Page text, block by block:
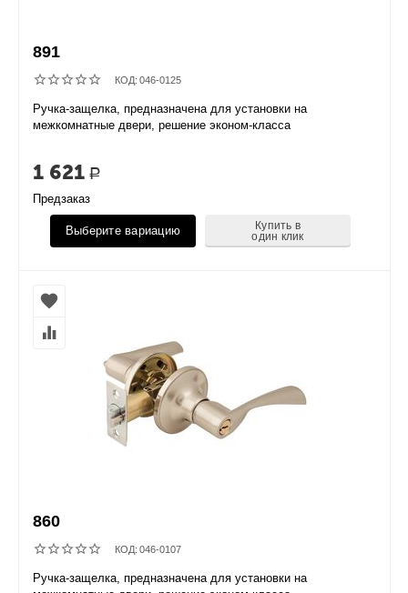
891
КОД: 046-0125
Ручка-защелка, предназначена для установки на
межкомнатные двери, решение эконом-класса
1 621 Р
Предзаказ
Выберите вариацию
Купить в
один клик
860
КОД: 046-0107
Ручка-защелка, предназначена для установки на